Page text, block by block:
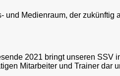
und Medienraum, der
2021 bringt unseren
Mitarbeiter und Trainer dar